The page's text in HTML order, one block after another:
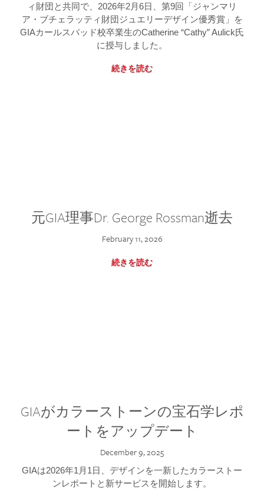
ィ財団と共同で、2026年2月6日、第9回「ジャンマリ
ア・ブチェラッティ財団ジュエリーデザイン優秀賞」を
GIAカールスバッド校卒業生のCatherine “Cathy” Aulick氏
に授与しました。
続きを読む
元GIA理事Dr. George Rossman逝去
February 11, 2026
続きを読む
GIAがカラーストーンの宝石学レポ
ートをアップデート
December 9, 2025
GIAは2026年1月1日、デザインを一新したカラーストー
ンレポートと新サービスを開始します。